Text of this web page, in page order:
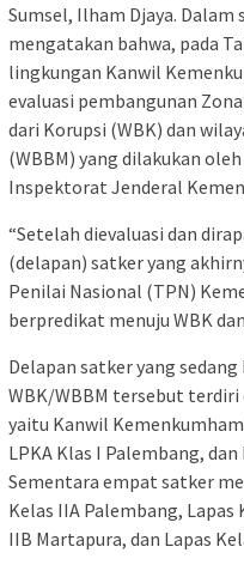
Sumsel, Ilham Djaya.
mengatakan bahwa, pada
lingkungan Kanwil
evaluasi pembangunan
dari Korupsi (WBK) dan
(WBBM) yang dilakukan
Inspektorat Jenderal
“Setelah dievaluasi dan
(delapan) satker yang
Penilai Nasional (TPN)
berpredikat menuju WBK
Delapan satker yang
WBK/WBBM tersebut terdiri
yaitu Kanwil
LPKA Klas I Palembang,
Sementara empat satker
Kelas IIA Palembang, Lapas
IIB Martapura, dan Lapas